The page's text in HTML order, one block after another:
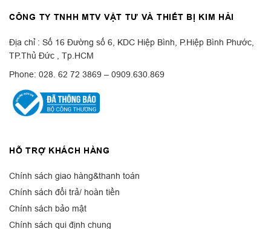
CÔNG TY TNHH MTV VẬT TƯ VÀ THIẾT BỊ KIM HẢI
Địa chỉ : Số 16 Đường số 6, KDC Hiệp Bình, P.Hiệp Bình Phước,
TP.Thủ Đức , Tp.HCM
Phone: 028. 62 72 3869 – 0909.630.869
HỖ TRỢ KHÁCH HÀNG
Chính sách giao hàng&thanh toán
Chính sách đổi trả/ hoàn tiền
Chính sách bảo mật
Chính sách qui định chung